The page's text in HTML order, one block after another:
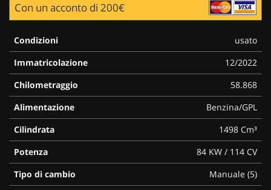
Con un acconto di 200€
Condizioni
usato
Immatricolazione
12/2022
Chilometraggio
58.868
Alimentazione
Benzina/GPL
Cilindrata
1498 Cm³
Potenza
84 KW / 114 CV
Tipo di cambio
Manuale (5)